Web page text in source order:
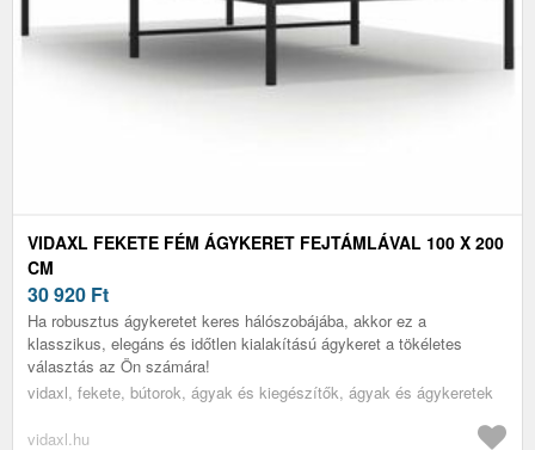
VIDAXL FEKETE FÉM ÁGYKERET FEJTÁMLÁVAL 100 X 200
CM
30 920 Ft
Ha robusztus ágykeretet keres hálószobájába, akkor ez a
klasszikus, elegáns és időtlen kialakítású ágykeret a tökéletes
választás az Ön számára!
vidaxl, fekete, bútorok, ágyak és kiegészítők, ágyak és ágykeretek
vidaxl.hu